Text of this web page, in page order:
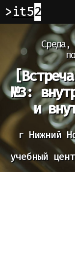
it52
Среда,
№3:
и
г Нижний
учебный